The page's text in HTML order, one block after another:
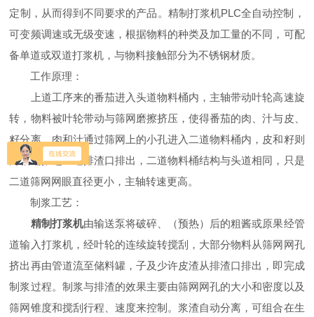
定制，从而得到不同要求的产品。精制打浆机PLC全自动控制，
可变频调速或无级变速，根据物料的种类及加工量的不同，可配
备单道或双道打浆机，与物料接触部分为不锈钢材质。
工作原理：
上道工序来的番茄进入头道物料桶内，主轴带动叶轮高速旋
转，物料被叶轮带动与筛网磨擦挤压，使得番茄的肉、汁与皮、
籽分离，肉和汁通过筛网上的小孔进入二道物料桶内，皮和籽则
向轴端推进经过排渣口排出，二道物料桶结构与头道相同，只是
二道筛网网眼直径更小，主轴转速更高。
制浆工艺：
精制打浆机由输送泵将破碎、（预热）后的粗酱或原果经管
道输入打浆机，经叶轮的连续旋转搅刮，大部分物料从筛网网孔
挤出再由管道流至储料罐，子及少许皮渣从排渣口排出，即完成
制浆过程。制浆与排渣的效果主要由筛网网孔的大小和密度以及
筛网锥度和搅刮行程、速度来控制。浆渣自动分离，可组合在生